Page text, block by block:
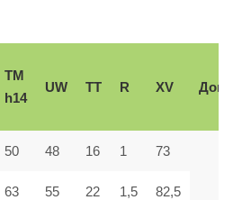
TM
h14
UW TT R XV Доп.
50 48 16 1 73
63 55 22 1,5 82,5